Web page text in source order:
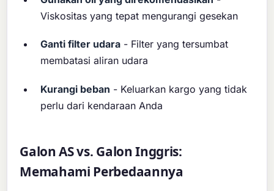
Viskositas yang tepat mengurangi gesekan
Ganti filter udara - Filter yang tersumbat
membatasi aliran udara
Kurangi beban - Keluarkan kargo yang tidak
perlu dari kendaraan Anda
Galon AS vs. Galon Inggris:
Memahami Perbedaannya